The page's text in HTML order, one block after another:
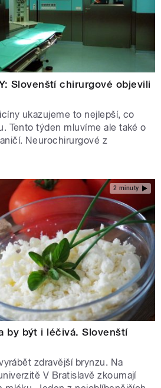
Slovenští chirurgové objevili
ukazujeme to nejlepší, co
Tento týden mluvíme ale také o
Neurochirurgové z
2 minuty
by být i léčivá. Slovenští
zdravější brynzu. Na
V Bratislavě zkoumají